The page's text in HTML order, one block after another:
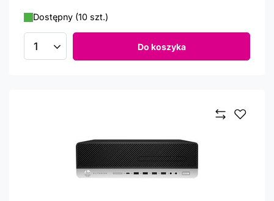
Dostępny (10 szt.)
Ilość produktów Do koszyka